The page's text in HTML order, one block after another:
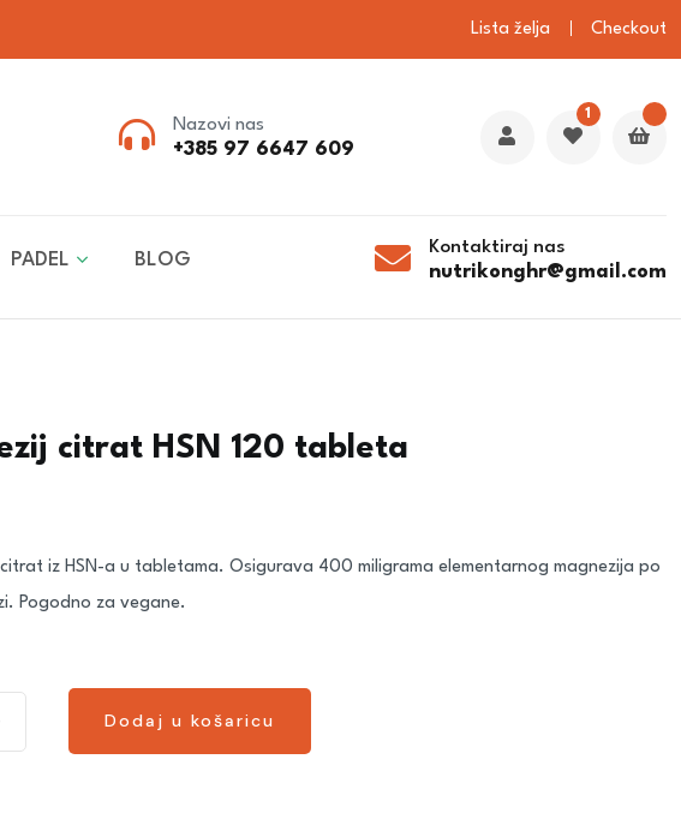
Lista želja Checkout
Nazovi nas
+385 97 6647 609
1
PADEL BLOG
Kontaktiraj nas
nutrikonghr@gmail.com
citrat HSN 120 tableta
citrat iz HSN-a u tabletama. Osigurava 400 miligrama elementarnog magnezija po
Pogodno za vegane.
Dodaj u košaricu